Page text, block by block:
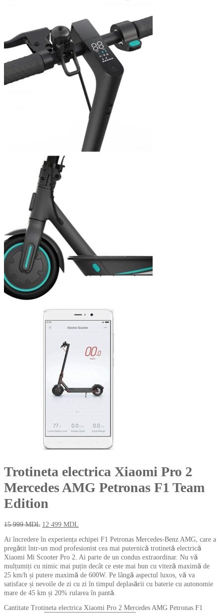
Trotineta electrica Xiaomi Pro 2
Mercedes AMG Petronas F1 Team
Edition
15 999MDL 12 499 MDL
Ai încredere în experiența echipei F1 Petronas Mercedes-Benz AMG, care a
pregătit într-un mod profesionist cea mai puternică trotinetă electrică
Xiaomi Mi Scooter Pro 2. Ai parte de un condus extraordinar. Nu vă
mulțumiți cu nimic mai puțin decât ce este mai bun cu viteză maximă de
25 km/h și putere maximă de 600W. Pe lângă aspectul luxos, vă va
satisface și nevoile de zi cu zi în timpul deplasării cu baterie cu autonomie
mare de 45 km și 20% rularea în pantă.
Cantitate Trotineta electrica Xiaomi Pro 2 Mercedes AMG Petronas F1